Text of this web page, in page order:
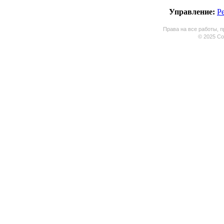
Управление:
Права на все работы,
© 2025